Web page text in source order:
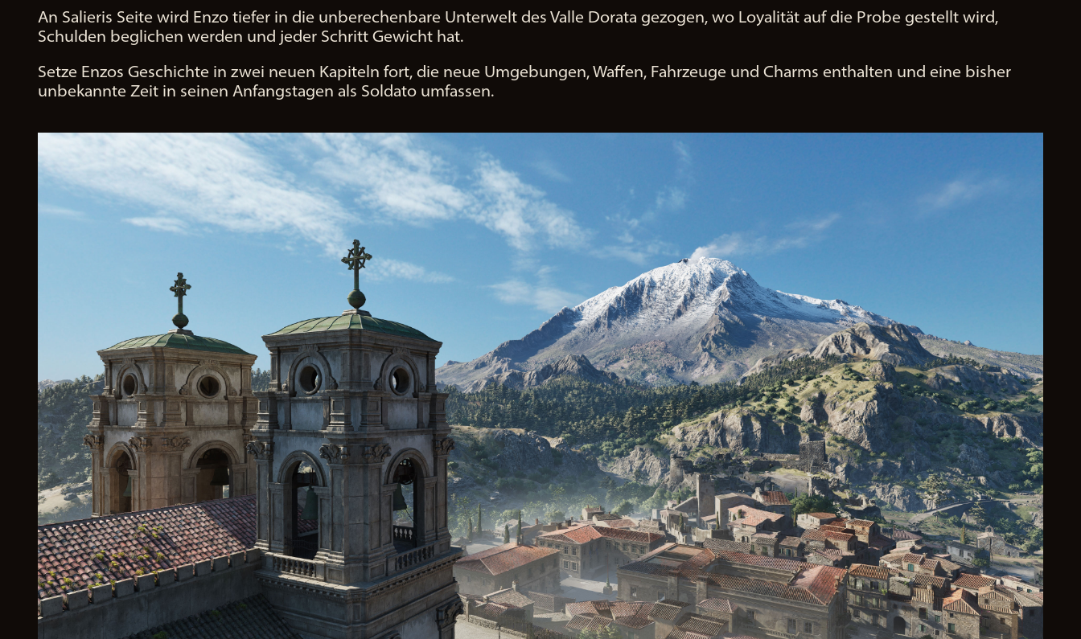
kst,
sti
ms
t
de
Dat
ens
m
mu
ng
en
vo
n
Yo
uT
An Salieris Seite wird Enzo tiefer in die unberechenbare Unterwelt des Valle Dorata gezogen, wo Loyalität auf die Probe gestellt wird,
Schulden beglichen werden und jeder Schritt Gewicht hat.
Setze Enzos Geschichte in zwei neuen Kapiteln fort, die neue Umgebungen, Waffen, Fahrzeuge und Charms enthalten und eine bisher
unbekannte Zeit in seinen Anfangstagen als Soldato umfassen.